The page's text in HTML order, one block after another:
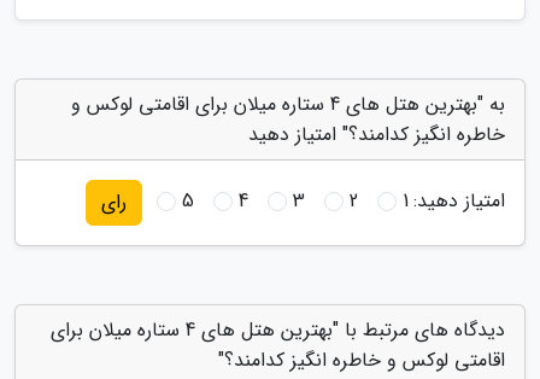
به "بهترین هتل های 4 ستاره میلان برای اقامتی لوکس و
خاطره انگیز کدامند؟" امتیاز دهید
امتیاز دهید:1
2
3
4
5 رای
دیدگاه های مرتبط با "بهترین هتل های 4 ستاره میلان برای
اقامتی لوکس و خاطره انگیز کدامند؟"